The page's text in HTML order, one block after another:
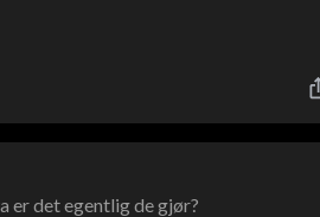
er det egentlig de gjør?